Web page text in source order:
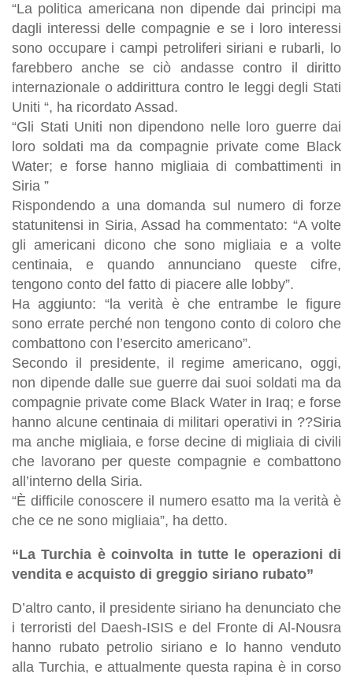
“La politica americana non dipende dai principi ma
dagli interessi delle compagnie e se i loro interessi
sono occupare i campi petroliferi siriani e rubarli, lo
farebbero anche se ciò andasse contro il diritto
internazionale o addirittura contro le leggi degli Stati
Uniti “, ha ricordato Assad.
“Gli Stati Uniti non dipendono nelle loro guerre dai
loro soldati ma da compagnie private come Black
Water; e forse hanno migliaia di combattimenti in
Siria ”
Rispondendo a una domanda sul numero di forze
statunitensi in Siria, Assad ha commentato: “A volte
gli americani dicono che sono migliaia e a volte
centinaia, e quando annunciano queste cifre,
tengono conto del fatto di piacere alle lobby”.
Ha aggiunto: “la verità è che entrambe le figure
sono errate perché non tengono conto di coloro che
combattono con l’esercito americano”.
Secondo il presidente, il regime americano, oggi,
non dipende dalle sue guerre dai suoi soldati ma da
compagnie private come Black Water in Iraq; e forse
hanno alcune centinaia di militari operativi in ??Siria
ma anche migliaia, e forse decine di migliaia di civili
che lavorano per queste compagnie e combattono
all’interno della Siria.
“È difficile conoscere il numero esatto ma la verità è
che ce ne sono migliaia”, ha detto.
“La Turchia è coinvolta in tutte le operazioni di
vendita e acquisto di greggio siriano rubato”
D’altro canto, il presidente siriano ha denunciato che
i terroristi del Daesh-ISIS e del Fronte di Al-Nousra
hanno rubato petrolio siriano e lo hanno venduto
alla Turchia, e attualmente questa rapina è in corso